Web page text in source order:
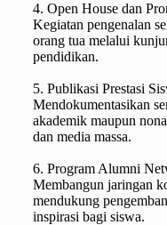
4. Open House dan
Kegiatan pengenalan
orang tua melalui
pendidikan.
5. Publikasi Prestasi
Mendokumentasikan
akademik maupun
dan media massa.
6. Program Alumni
Membangun jaringan
mendukung
inspirasi bagi siswa.